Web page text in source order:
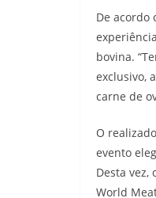
De acordo
bovina.
exclusivo,
carne de
O
evento
Desta vez,
World